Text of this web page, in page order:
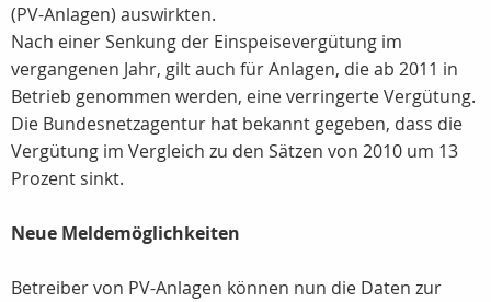
(PV-Anlagen) auswirkten.
Nach einer Senkung der Einspeisevergütung im
vergangenen Jahr, gilt auch für Anlagen, die ab 2011 in
Betrieb genommen werden, eine verringerte Vergütung.
Die Bundesnetzagentur hat bekannt gegeben, dass die
Vergütung im Vergleich zu den Sätzen von 2010 um 13
Prozent sinkt.
Neue Meldemöglichkeiten
Betreiber von PV-Anlagen können nun die Daten zur